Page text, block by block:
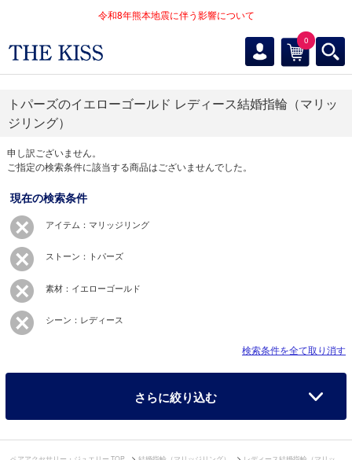
令和8年熊本地震に伴う影響について
0
トパーズのイエローゴールド レディース結婚指輪（マリッ
ジリング）
申し訳ございません。
ご指定の検索条件に該当する商品はございませんでした。
現在の検索条件
アイテム：マリッジリング
ストーン：トパーズ
素材：イエローゴールド
シーン：レディース
検索条件を全て取り消す
さらに絞り込む